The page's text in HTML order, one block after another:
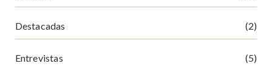
Destacadas (2)
Entrevistas (5)